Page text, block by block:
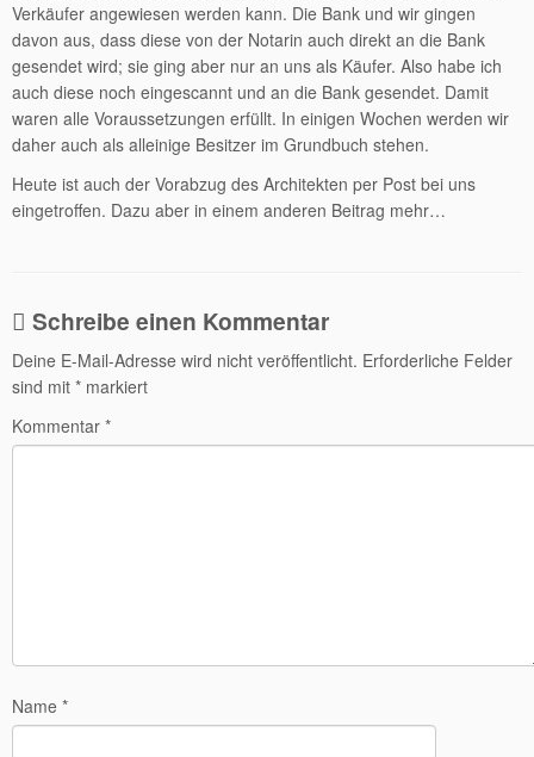
Verkäufer angewiesen werden kann. Die Bank und wir gingen
davon aus, dass diese von der Notarin auch direkt an die Bank
gesendet wird; sie ging aber nur an uns als Käufer. Also habe ich
auch diese noch eingescannt und an die Bank gesendet. Damit
waren alle Voraussetzungen erfüllt. In einigen Wochen werden wir
daher auch als alleinige Besitzer im Grundbuch stehen.
Heute ist auch der Vorabzug des Architekten per Post bei uns
eingetroffen. Dazu aber in einem anderen Beitrag mehr…
Schreibe einen Kommentar
Deine E-Mail-Adresse wird nicht veröffentlicht. Erforderliche Felder
sind mit * markiert
Kommentar *
Name *